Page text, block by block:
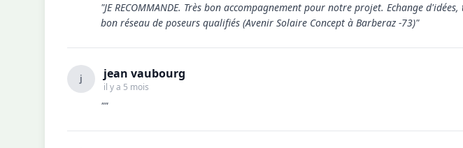
"JE RECOMMANDE. Très bon accompagnement pour notre projet. Echange
bon réseau de poseurs qualifiés (Avenir Solaire Concept à Barberaz -73)"
j jean vaubourg
il y a 5 mois
""